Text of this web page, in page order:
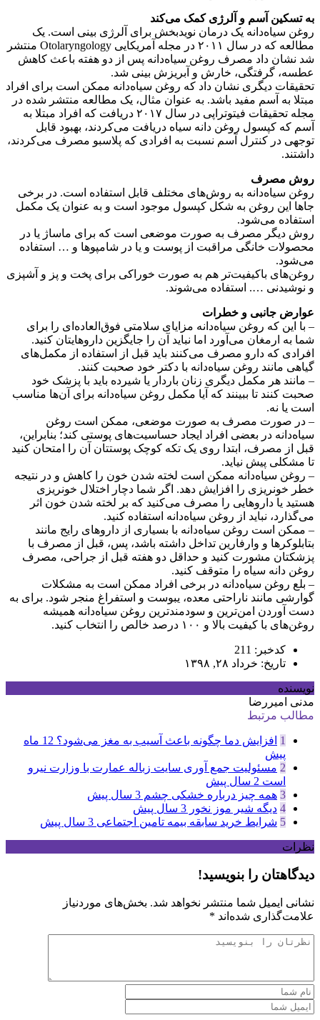
به تسکین آسم و آلرژی کمک می‌کند
روغن سیاه‌دانه یک درمان نویدبخش برای آلرژی بینی است. یک
مطالعه که در سال ۲۰۱۱ در مجله آمریکایی Otolaryngology منتشر
شد نشان داد مصرف روغن سیاه‌دانه پس از دو هفته باعث کاهش
عطسه، گرفتگی، خارش و آبریزش بینی شد.
تحقیقات دیگری نشان داد که روغن سیاه‌دانه ممکن است برای افراد
مبتلا به آسم مفید باشد. به عنوان مثال، یک مطالعه منتشر شده در
مجله تحقیقات فیتوتراپی در سال ۲۰۱۷ دریافت که افراد مبتلا به
آسم که کپسول روغن دانه سیاه دریافت می‌کردند، بهبود قابل
توجهی در کنترل آسم نسبت به افرادی که پلاسبو مصرف می‌کردند،
داشتند.
روش مصرف
روغن سیاه‌دانه به روش‌های مختلف قابل استفاده است. در برخی
جاها این روغن به شکل کپسول موجود است و به عنوان یک مکمل
استفاده می‌شود.
روش دیگر مصرف به صورت موضعی است که برای ماساژ یا در
محصولات خانگی مراقبت از پوست و یا در شامپوها و … استفاده
می‌شود.
روغن‌های باکیفیت‌تر هم به صورت خوراکی برای پخت و پز و آشپزی
و نوشیدنی …. استفاده می‌شوند.
عوارض جانبی و خطرات
– با این که روغن سیاه‌دانه مزایای سلامتی فوق‌العاده‌ای را برای
شما به ارمغان می‌آورد اما نباید آن را جایگزین داروهایتان کنید.
افرادی که دارو مصرف می‌کنند باید قبل از استفاده از مکمل‌های
گیاهی مانند روغن سیاه‌دانه با دکتر خود صحبت کنند.
– مانند هر مکمل دیگری زنان باردار یا شیرده باید با پزشک خود
صحبت کنند تا ببینند که آیا مکمل روغن سیاه‌دانه برای آن‌ها مناسب
است یا نه.
– در صورت مصرف به صورت موضعی، ممکن است روغن
سیاه‌دانه در بعضی افراد ایجاد حساسیت‌های پوستی کند؛ بنابراین،
قبل از مصرف، ابتدا روی یک تکه کوچک پوستتان آن را امتحان کنید
تا مشکلی پیش نیاید.
– روغن سیاه‌دانه ممکن است لخته شدن خون را کاهش و در نتیجه
خطر خونریزی را افزایش دهد. اگر شما دچار اختلال خونریزی
هستید یا داروهایی را مصرف می‌کنید که بر لخته شدن خون اثر
می‌گذارد، نباید از روغن سیاه‌دانه استفاده کنید.
– ممکن است روغن سیاه‌دانه با بسیاری از داروهای رایج مانند
بتابلوکرها و وارفارین تداخل داشته باشد، پس، قبل از مصرف با
پزشکتان مشورت کنید و حداقل دو هفته قبل از جراحی، مصرف
روغن دانه سیاه را متوقف کنید.
– بلع روغن سیاه‌دانه در برخی افراد ممکن است به مشکلات
گوارشی مانند ناراحتی معده، یبوست و استفراغ منجر شود. برای به
دست آوردن امن‌ترین و سودمندترین روغن سیاه‌دانه همیشه
روغن‌های با کیفیت بالا و ۱۰۰ درصد خالص را انتخاب کنید.
کدخبر: 211
تاریخ: خرداد ۲۸, ۱۳۹۸
نویسنده
مدنی امیررضا
مطالب مرتبط
1 افزایش دما چگونه باعث آسیب به مغز می‌شود؟
12 ماه
پیش
2 مسئولیت جمع آوری سایت زباله عمارت با وزارت نیرو
است 2 سال پیش
3 همه چیز درباره خشکی چشم 3 سال پیش
4 دیگه شیر موز نخور 3 سال پیش
5 شرایط خرید سابقه بیمه تامین اجتماعی 3 سال پیش
نظرات
دیدگاهتان را بنویسید!
نشانی ایمیل شما منتشر نخواهد شد. بخش‌های موردنیاز
علامت‌گذاری شده‌اند *